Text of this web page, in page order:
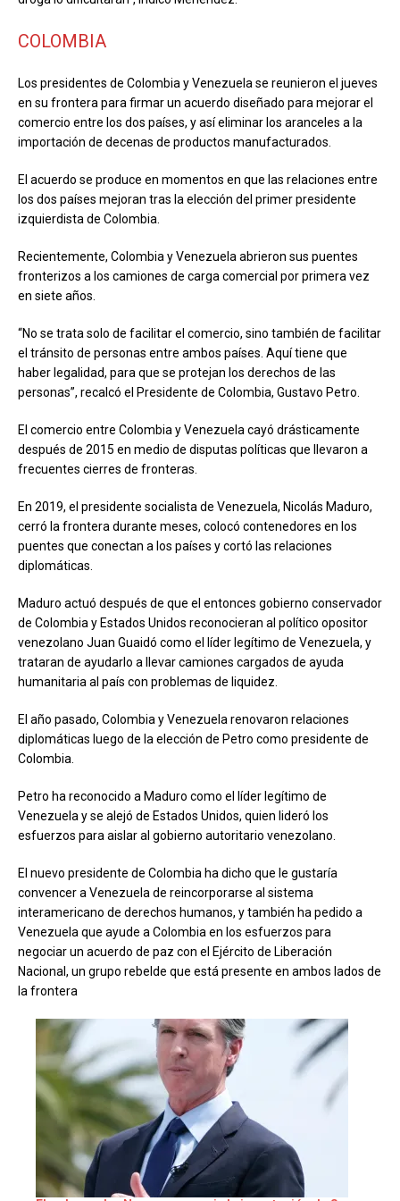
COLOMBIA
Los presidentes de Colombia y Venezuela se reunieron el jueves
en su frontera para firmar un acuerdo diseñado para mejorar el
comercio entre los dos países, y así eliminar los aranceles a la
importación de decenas de productos manufacturados.
El acuerdo se produce en momentos en que las relaciones entre
los dos países mejoran tras la elección del primer presidente
izquierdista de Colombia.
Recientemente, Colombia y Venezuela abrieron sus puentes
fronterizos a los camiones de carga comercial por primera vez
en siete años.
“No se trata solo de facilitar el comercio, sino también de facilitar
el tránsito de personas entre ambos países. Aquí tiene que
haber legalidad, para que se protejan los derechos de las
personas”, recalcó el Presidente de Colombia, Gustavo Petro.
El comercio entre Colombia y Venezuela cayó drásticamente
después de 2015 en medio de disputas políticas que llevaron a
frecuentes cierres de fronteras.
En 2019, el presidente socialista de Venezuela, Nicolás Maduro,
cerró la frontera durante meses, colocó contenedores en los
puentes que conectan a los países y cortó las relaciones
diplomáticas.
Maduro actuó después de que el entonces gobierno conservador
de Colombia y Estados Unidos reconocieran al político opositor
venezolano Juan Guaidó como el líder legítimo de Venezuela, y
trataran de ayudarlo a llevar camiones cargados de ayuda
humanitaria al país con problemas de liquidez.
El año pasado, Colombia y Venezuela renovaron relaciones
diplomáticas luego de la elección de Petro como presidente de
Colombia.
Petro ha reconocido a Maduro como el líder legítimo de
Venezuela y se alejó de Estados Unidos, quien lideró los
esfuerzos para aislar al gobierno autoritario venezolano.
El nuevo presidente de Colombia ha dicho que le gustaría
convencer a Venezuela de reincorporarse al sistema
interamericano de derechos humanos, y también ha pedido a
Venezuela que ayude a Colombia en los esfuerzos para
negociar un acuerdo de paz con el Ejército de Liberación
Nacional, un grupo rebelde que está presente en ambos lados de
la frontera